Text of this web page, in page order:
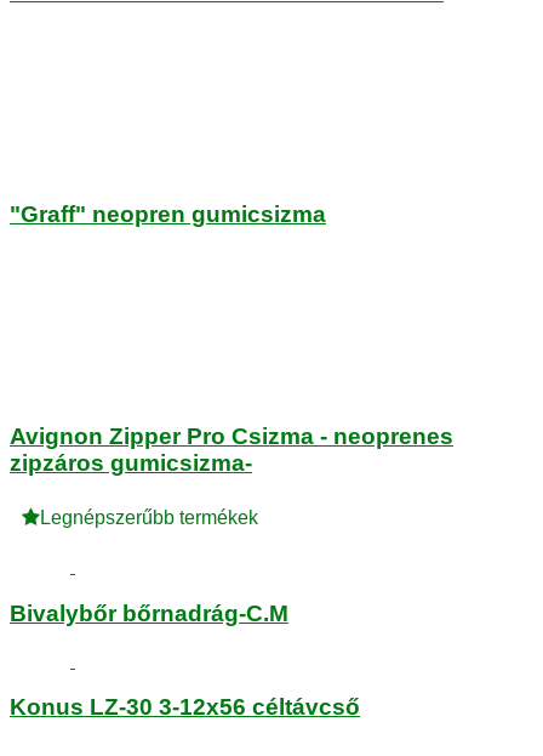
"Graff" neopren gumicsizma
Avignon Zipper Pro Csizma - neoprenes
zipzáros gumicsizma-
Legnépszerűbb termékek
Bivalybőr bőrnadrág-C.M
Konus LZ-30 3-12x56 céltávcső